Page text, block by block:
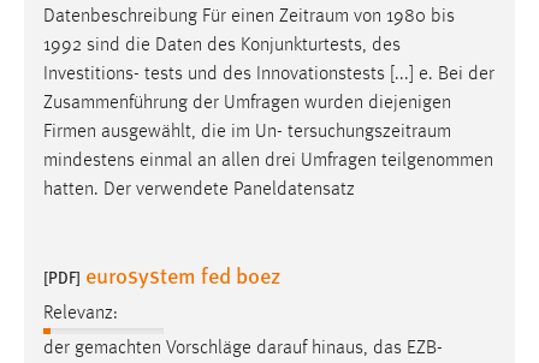
Datenbeschreibung Für einen Zeitraum von 1980 bis
1992 sind die Daten des Konjunkturtests, des
Investitions- tests und des Innovationstests [...] e. Bei der
Zusammenführung der Umfragen wurden diejenigen
Firmen ausgewählt, die im Un- tersuchungszeitraum
mindestens einmal an allen drei Umfragen teilgenommen
hatten. Der verwendete Paneldatensatz
[PDF] eurosystem fed boez
Relevanz:
der gemachten Vorschläge darauf hinaus, das EZB-
MARKETING
Marketing Cookies werden von Drittanbietern
verwendet, um personalisierte Werbung anzuzeigen.
Sie tun dies, indem sie Besucher über Websites
hinweg verfolgen.
Name:
Anbieter: